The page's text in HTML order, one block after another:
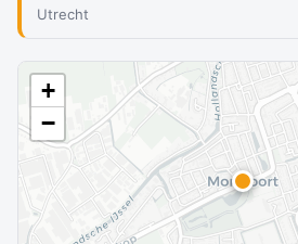
Utrecht
+
−